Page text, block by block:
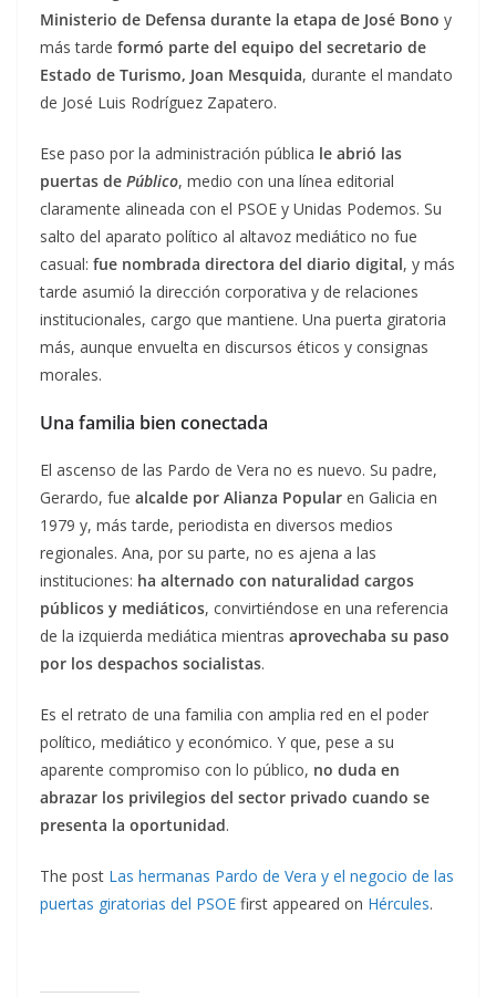
Ministerio de Defensa durante la etapa de José Bono y
más tarde formó parte del equipo del secretario de
Estado de Turismo, Joan Mesquida, durante el mandato
de José Luis Rodríguez Zapatero.
Ese paso por la administración pública le abrió las
puertas de Público, medio con una línea editorial
claramente alineada con el PSOE y Unidas Podemos. Su
salto del aparato político al altavoz mediático no fue
casual: fue nombrada directora del diario digital, y más
tarde asumió la dirección corporativa y de relaciones
institucionales, cargo que mantiene. Una puerta giratoria
más, aunque envuelta en discursos éticos y consignas
morales.
Una familia bien conectada
El ascenso de las Pardo de Vera no es nuevo. Su padre,
Gerardo, fue alcalde por Alianza Popular en Galicia en
1979 y, más tarde, periodista en diversos medios
regionales. Ana, por su parte, no es ajena a las
instituciones: ha alternado con naturalidad cargos
públicos y mediáticos, convirtiéndose en una referencia
de la izquierda mediática mientras aprovechaba su paso
por los despachos socialistas.
Es el retrato de una familia con amplia red en el poder
político, mediático y económico. Y que, pese a su
aparente compromiso con lo público, no duda en
abrazar los privilegios del sector privado cuando se
presenta la oportunidad.
The post Las hermanas Pardo de Vera y el negocio de las
puertas giratorias del PSOE first appeared on Hércules.